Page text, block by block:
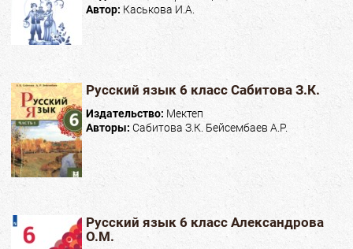
Автор: Каськова И.А.
Русский язык 6 класс Сабитова З.К.
Издательство: Мектеп
Авторы: Сабитова З.К. Бейсембаев А.Р.
Русский язык 6 класс Александрова
О.М.